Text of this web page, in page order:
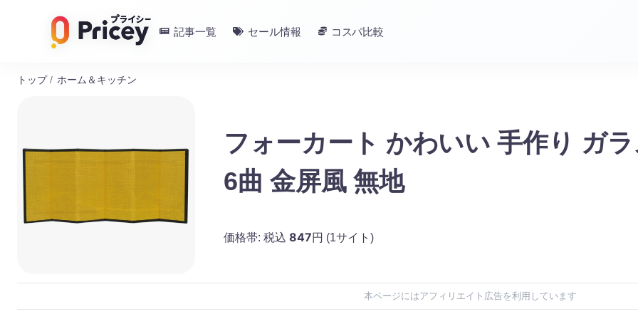
記事一覧 セール情報 コスパ比較
トップ / ホーム＆キッチン
フォーカート かわいい 手作り ガ
6曲 金屏風 無地
価格帯: 税込 847円 (1サイト)
本ページにはアフィリエイト広告を利用しています